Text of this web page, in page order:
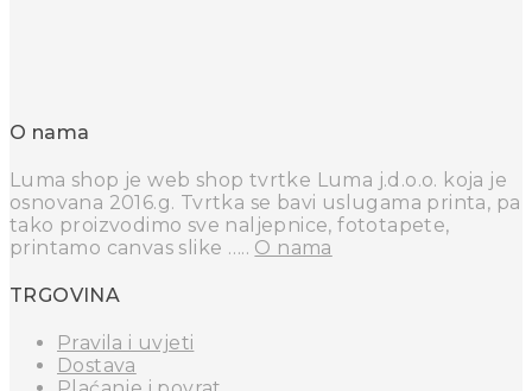
O nama
Luma shop je web shop tvrtke Luma j.d.o.o. koja je
osnovana 2016.g. Tvrtka se bavi uslugama printa, pa
tako proizvodimo sve naljepnice, fototapete,
printamo canvas slike ….. O nama
TRGOVINA
Pravila i uvjeti
Dostava